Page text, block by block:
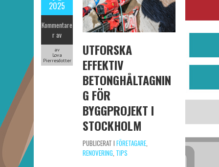
2025
Kommentare
r av
av
Lova
Pierresdotter
UTFORSKA
EFFEKTIV
BETONGHÅLTAGNIN
G FÖR
BYGGPROJEKT I
STOCKHOLM
PUBLICERAT I FÖRETAGARE
RENOVERING TIPS